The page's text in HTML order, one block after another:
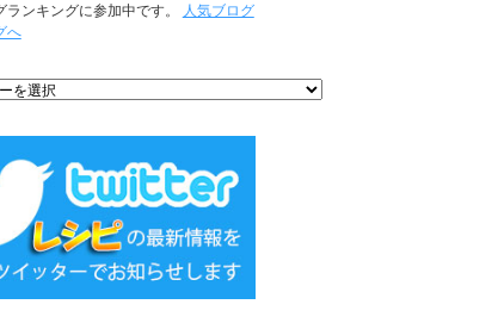
ランキングに参加中です。
人気ブログ
へ